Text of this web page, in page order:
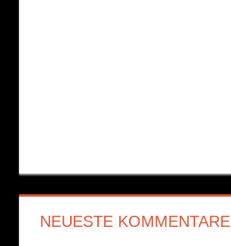
NEUESTE KOMMENTARE